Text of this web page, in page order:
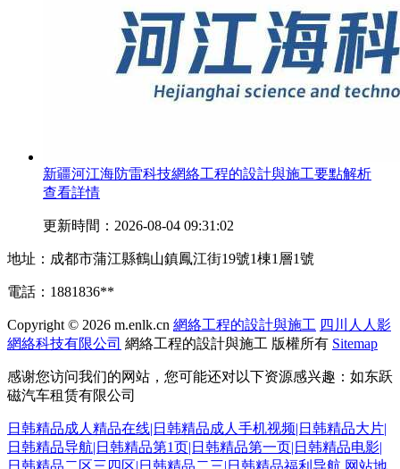
新疆河江海防雷科技網絡工程的設計與施工要點解析
查看詳情
更新時間：2026-08-04 09:31:02
地址：成都市蒲江縣鶴山鎮鳳江街19號1棟1層1號
電話：1881836**
Copyright © 2026 m.enlk.cn 網絡工程的設計與施工 四川人人影
網絡科技有限公司 網絡工程的設計與施工 版權所有 Sitemap
感谢您访问我们的网站，您可能还对以下资源感兴趣：如东跃
磁汽车租赁有限公司
日韩精品成人精品在线|日韩精品成人手机视频|日韩精品大片|
日韩精品导航|日韩精品第1页|日韩精品第一页|日韩精品电影|
日韩精品二区三四区|日韩精品二三|日韩精品福利导航 网站地